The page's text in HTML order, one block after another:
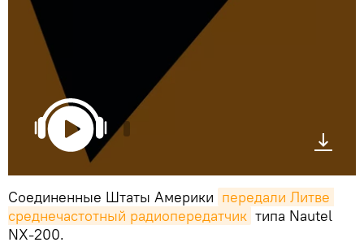
Соединенные Штаты Америки передали Литве
среднечастотный радиопередатчик типа Nautel
NX-200.